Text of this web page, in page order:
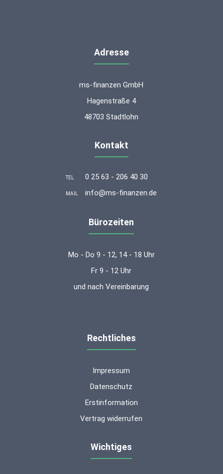
Adresse
ms-finanzen GmbH
Hagenstraße 4
48703 Stadtlohn
Kontakt
TEL 0 25 63 - 206 40 30
MAIL info@ms-finanzen.de
Bürozeiten
Mo - Do 9 - 12, 14 - 18 Uhr
Fr 9 - 12 Uhr
und nach Vereinbarung
Rechtliches
Impressum
Datenschutz
Erstinformation
Vertrag widerrufen
Wichtiges